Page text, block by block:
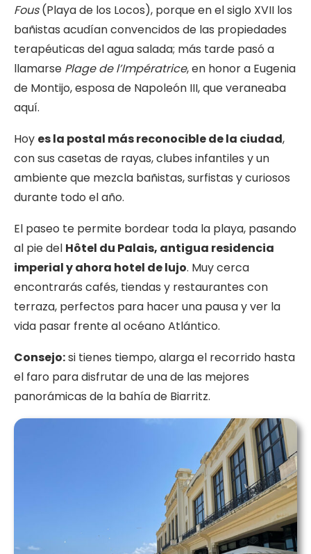
Fous(Playa de los Locos), porque en el siglo XVII los
bañistas acudían convencidos de las propiedades
terapéuticas del agua salada; más tarde pasó a
llamarse Plage de l’Impératrice, en honor a Eugenia
de Montijo, esposa de Napoleón III, que veraneaba
aquí.
Hoy es la postal más reconocible de la ciudad,
con sus casetas de rayas, clubes infantiles y un
ambiente que mezcla bañistas, surfistas y curiosos
durante todo el año.
El paseo te permite bordear toda la playa, pasando
al pie del Hôtel du Palais, antigua residencia
imperial y ahora hotel de lujo. Muy cerca
encontrarás cafés, tiendas y restaurantes con
terraza, perfectos para hacer una pausa y ver la
vida pasar frente al océano Atlántico.
Consejo:si tienes tiempo, alarga el recorrido hasta
el faro para disfrutar de una de las mejores
panorámicas de la bahía de Biarritz.